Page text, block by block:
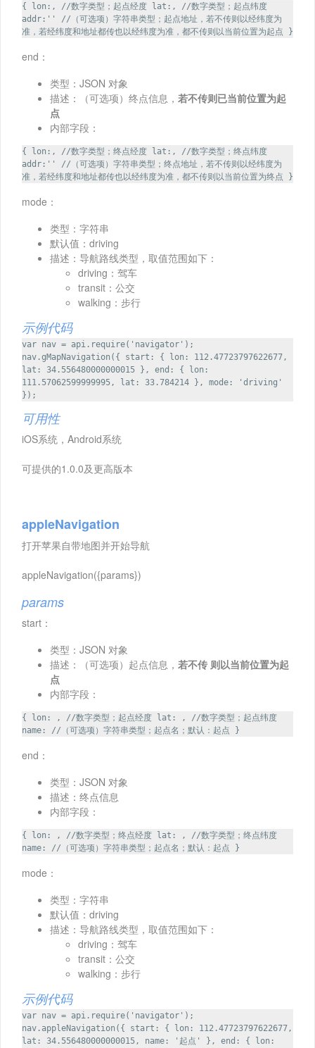
{ lon:, //数字类型；起点经度 lat:, //数字类型；起点纬度
addr:'' //（可选项）字符串类型；起点地址，若不传则以经纬度为
准，若经纬度和地址都传也以经纬度为准，都不传则以当前位置为起点 }
end：
类型：JSON 对象
描述：（可选项）终点信息， 若不传则已当前位置为起
点
内部字段：
{ lon:, //数字类型；终点经度 lat:, //数字类型；终点纬度
addr:'' //（可选项）字符串类型；终点地址，若不传则以经纬度为
准，若经纬度和地址都传也以经纬度为准，都不传则以当前位置为终点 }
mode：
类型：字符串
默认值：driving
描述：导航路线类型，取值范围如下：
driving：驾车
transit：公交
walking：步行
示例代码
var nav = api.require('navigator');
nav.gMapNavigation({ start: { lon: 112.47723797622677,
lat: 34.556480000000015 }, end: { lon:
111.57062599999995, lat: 33.784214 }, mode: 'driving'
});
可用性
iOS系统，Android系统
可提供的1.0.0及更高版本
appleNavigation
打开苹果自带地图并开始导航
appleNavigation({params})
params
start：
类型：JSON 对象
描述：（可选项）起点信息， 若不传 则以当前位置为起
点
内部字段：
{ lon: , //数字类型；起点经度 lat: , //数字类型；起点纬度
name: //（可选项）字符串类型；起点名；默认：起点 }
end：
类型：JSON 对象
描述：终点信息
内部字段：
{ lon: , //数字类型；终点经度 lat: , //数字类型；终点纬度
name: //（可选项）字符串类型；起点名；默认：起点 }
mode：
类型：字符串
默认值：driving
描述：导航路线类型，取值范围如下：
driving：驾车
transit：公交
walking：步行
示例代码
var nav = api.require('navigator');
nav.appleNavigation({ start: { lon: 112.47723797622677,
lat: 34.556480000000015, name: '起点' }, end: { lon: